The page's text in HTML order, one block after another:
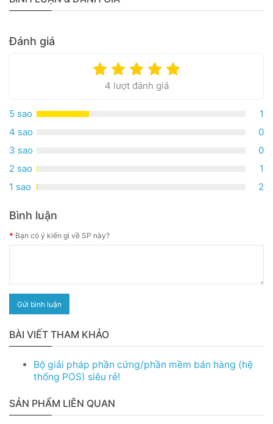
Đánh giá
4 lượt đánh giá
5 sao
1
4 sao
0
3 sao
0
2 sao
1
1 sao
2
Bình luận
Bạn có ý kiến gì về SP này?
Gửi bình luận
BÀI VIẾT THAM KHẢO
Bộ giải pháp phần cứng/phần mềm bán hàng (hệ
thống POS) siêu rẻ!
SẢN PHẨM LIÊN QUAN